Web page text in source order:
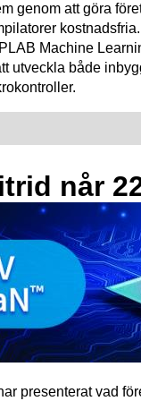
genom att göra
Machine
utveckla både
når
presenterat vad